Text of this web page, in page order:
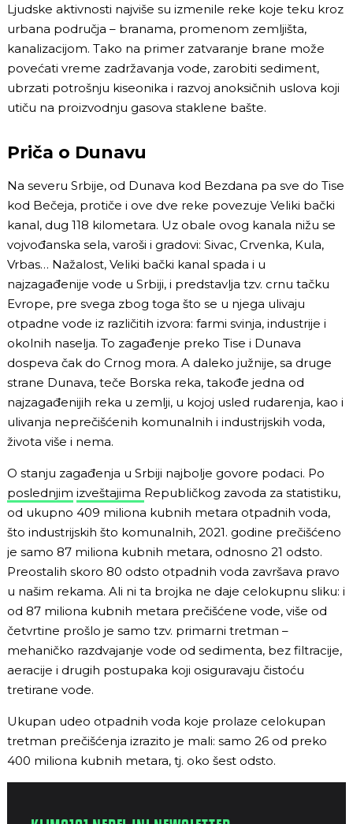
Ljudske aktivnosti najviše su izmenile reke koje teku kroz
urbana područja – branama, promenom zemljišta,
kanalizacijom. Tako na primer zatvaranje brane može
povećati vreme zadržavanja vode, zarobiti sediment,
ubrzati potrošnju kiseonika i razvoj anoksičnih uslova koji
utiču na proizvodnju gasova staklene bašte.
Priča o Dunavu
Na severu Srbije, od Dunava kod Bezdana pa sve do Tise
kod Bečeja, protiče i ove dve reke povezuje Veliki bački
kanal, dug 118 kilometara. Uz obale ovog kanala nižu se
vojvođanska sela, varoši i gradovi: Sivac, Crvenka, Kula,
Vrbas… Nažalost, Veliki bački kanal spada i u
najzagađenije vode u Srbiji, i predstavlja tzv. crnu tačku
Evrope, pre svega zbog toga što se u njega ulivaju
otpadne vode iz različitih izvora: farmi svinja, industrije i
okolnih naselja. To zagađenje preko Tise i Dunava
dospeva čak do Crnog mora. A daleko južnije, sa druge
strane Dunava, teče Borska reka, takođe jedna od
najzagađenijih reka u zemlji, u kojoj usled rudarenja, kao i
ulivanja neprečišćenih komunalnih i industrijskih voda,
života više i nema.
O stanju zagađenja u Srbiji najbolje govore podaci. Po
poslednjim izveštajima Republičkog zavoda za statistiku,
od ukupno 409 miliona kubnih metara otpadnih voda,
što industrijskih što komunalnih, 2021. godine prečišćeno
je samo 87 miliona kubnih metara, odnosno 21 odsto.
Preostalih skoro 80 odsto otpadnih voda završava pravo
u našim rekama. Ali ni ta brojka ne daje celokupnu sliku: i
od 87 miliona kubnih metara prečišćene vode, više od
četvrtine prošlo je samo tzv. primarni tretman –
mehaničko razdvajanje vode od sedimenta, bez filtracije,
aeracije i drugih postupaka koji osiguravaju čistoću
tretirane vode.
Ukupan udeo otpadnih voda koje prolaze celokupan
tretman prečišćenja izrazito je mali: samo 26 od preko
400 miliona kubnih metara, tj. oko šest odsto.